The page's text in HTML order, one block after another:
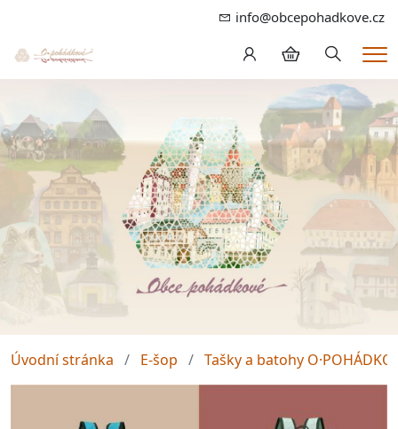
info@obcepohadkove.cz
Hledání
Úvodní stránka E-šop Tašky a batohy